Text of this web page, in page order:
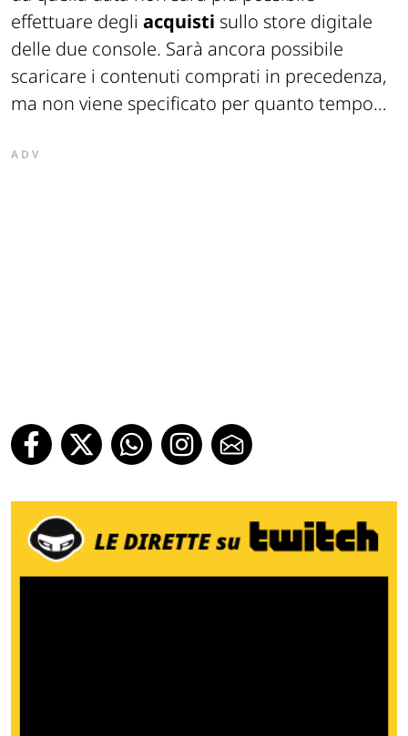
effettuare degli acquisti sullo store digitale
delle due console. Sarà ancora possibile
scaricare i contenuti comprati in precedenza,
ma non viene specificato per quanto tempo…
ADV